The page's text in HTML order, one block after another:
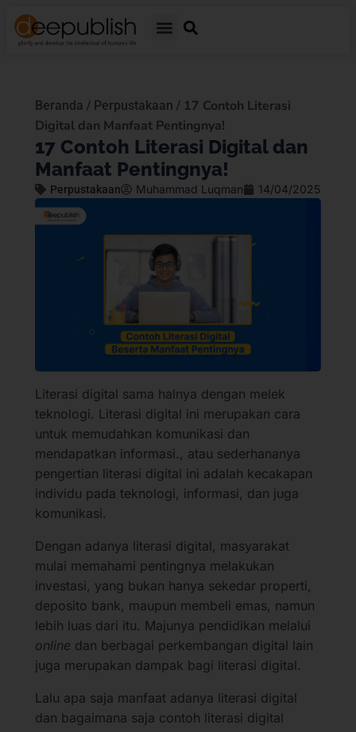
Beranda / Perpustakaan / 17 Contoh Literasi
Digital dan Manfaat Pentingnya!
17 Contoh Literasi Digital dan
Manfaat Pentingnya!
Perpustakaan Muhammad Luqman 14/04/2025
Literasi digital sama halnya dengan melek
teknologi. Literasi digital ini merupakan cara
untuk memudahkan komunikasi dan
mendapatkan informasi., atau sederhananya
pengertian literasi digital ini adalah kecakapan
individu pada teknologi, informasi, dan juga
komunikasi.
Dengan adanya literasi digital, masyarakat
mulai memahami pentingnya melakukan
investasi, yang bukan hanya sekedar properti,
deposito bank, maupun membeli emas, namun
lebih luas dari itu. Majunya pendidikan melalui
online dan berbagai perkembangan digital lain
juga merupakan dampak bagi literasi digital.
Lalu apa saja manfaat adanya literasi digital
dan bagaimana saja contoh literasi digital